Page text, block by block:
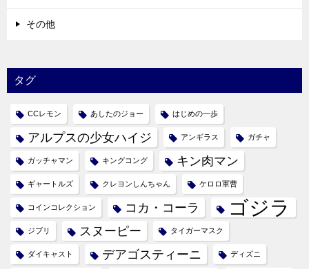
その他
タグ
CCレモン あしたのジョー はじめの一歩
アルプスの少女ハイジ アンギラス ガチャ
ガッチャマン キングコング キン肉マン
ギャートルズ クレヨンしんちゃん ケロロ軍曹
コインコレクション コカ・コーラ ゴジラ
ジブリ スヌーピー タイガーマスク
ダイキャスト デアゴスティーニ ディズニ